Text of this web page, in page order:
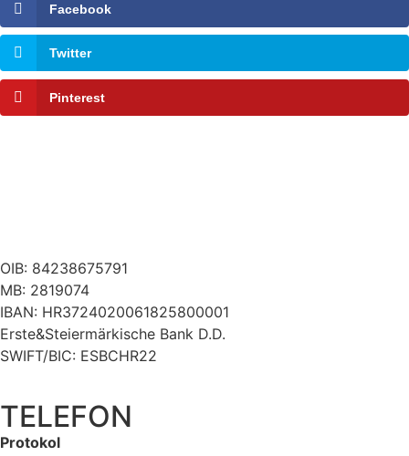
Facebook
Twitter
Pinterest
OIB: 84238675791
MB: 2819074
IBAN: HR3724020061825800001
Erste&Steiermärkische Bank D.D.
SWIFT/BIC: ESBCHR22
TELEFON
Protokol